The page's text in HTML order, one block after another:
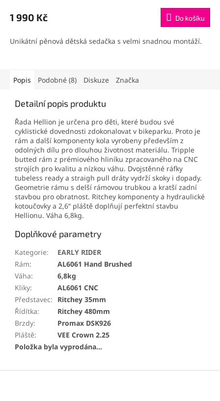
1 990 Kč Do košíku
Unikátní pěnová dětská sedačka s velmi snadnou montáží.
Popis Podobné (8) Diskuze Značka
Detailní popis produktu
Řada Hellion je určena pro děti, které budou své
cyklistické dovednosti zdokonalovat v bikeparku. Proto je
rám a další komponenty kola vyrobeny především z
odolných dílu pro dlouhou životnost materiálu. Tripple
butted rám z prémiového hliníku zpracovaného na CNC
strojích pro kvalitu a nízkou váhu. Dvojstěnné ráfky
tubeless ready a straigh pull dráty vydrží skoky i dopady.
Geometrie rámu s delší rámovou trubkou a kratší zadní
stavbou pro obratnost. Ritchey komponenty a hydraulické
kotoučovky a 2,6“ pláště doplňují perfektní stavbu
Hellionu. Váha 6,8kg.
Doplňkové parametry
Kategorie:
EARLY RIDER
Rám:
AL6061 Hand Brushed
Váha:
6,8kg
Kliky:
AL6061 CNC
Představec:
Ritchey 35mm
Řídítka:
Ritchey 480mm
Brzdy:
Promax DSK926
Pláště:
VEE Crown 2.25
Položka byla vyprodána…